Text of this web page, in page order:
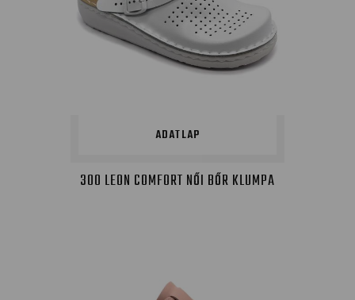
ADATLAP
300 LEON COMFORT NŐI BŐR KLUMPA